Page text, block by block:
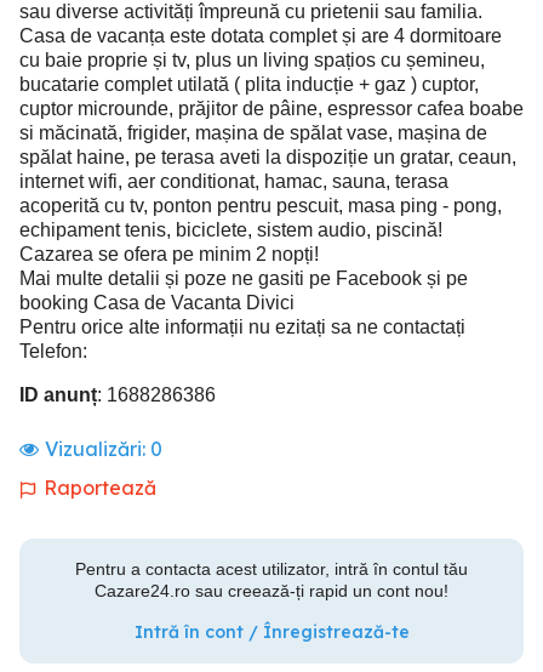
sau diverse activități împreună cu prietenii sau familia.
Casa de vacanța este dotata complet și are 4 dormitoare
cu baie proprie și tv, plus un living spațios cu șemineu,
bucatarie complet utilată ( plita inducție + gaz ) cuptor,
cuptor microunde, prăjitor de pâine, espressor cafea boabe
si măcinată, frigider, mașina de spălat vase, mașina de
spălat haine, pe terasa aveti la dispoziție un gratar, ceaun,
internet wifi, aer conditionat, hamac, sauna, terasa
acoperită cu tv, ponton pentru pescuit, masa ping - pong,
echipament tenis, biciclete, sistem audio, piscină!
Cazarea se ofera pe minim 2 nopți!
Mai multe detalii și poze ne gasiti pe Facebook și pe
booking Casa de Vacanta Divici
Pentru orice alte informații nu ezitați sa ne contactați
Telefon:
ID anunț: 1688286386
Vizualizări: 0
Raportează
Pentru a contacta acest utilizator, intră în contul tău
Cazare24.ro sau creează-ți rapid un cont nou!
Intră în cont / Înregistrează-te